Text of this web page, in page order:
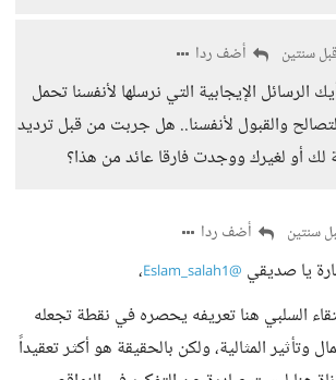
قبل سنتين أضف ردا
الرسائل الإيجابية التي نرسلها لأنفسنا تحمل
والقبول لأنفسنا.. هل جربت من قبل ترديد
لك أو لغيرك ووجدت فارقا عائد من هذا؟
سنتين أضف ردا
يا صديقي @Eslam_salah1
،
السلبي هنا تعريفه يحصره في نقطة تجعله
وتأثير المثالية، ولكن بالحقيقة هو أكثر تعقيداً